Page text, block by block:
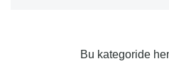
Bu kategoride